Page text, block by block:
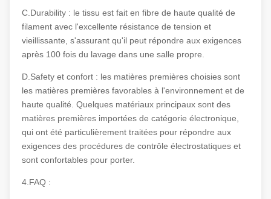
C.Durability : le tissu est fait en fibre de haute qualité de
filament avec l'excellente résistance de tension et
vieillissante, s'assurant qu'il peut répondre aux exigences
après 100 fois du lavage dans une salle propre.
D.Safety et confort : les matières premières choisies sont
les matières premières favorables à l'environnement et de
haute qualité. Quelques matériaux principaux sont des
matières premières importées de catégorie électronique,
qui ont été particulièrement traitées pour répondre aux
exigences des procédures de contrôle électrostatiques et
sont confortables pour porter.
4.FAQ :